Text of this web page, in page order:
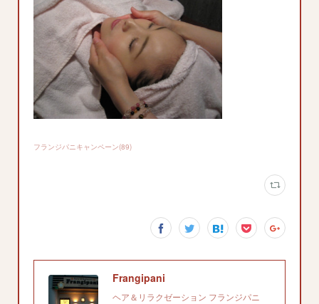
フランジパニキャンペーン(89)
Frangipani
ヘア＆リラクゼーション フランジパニ